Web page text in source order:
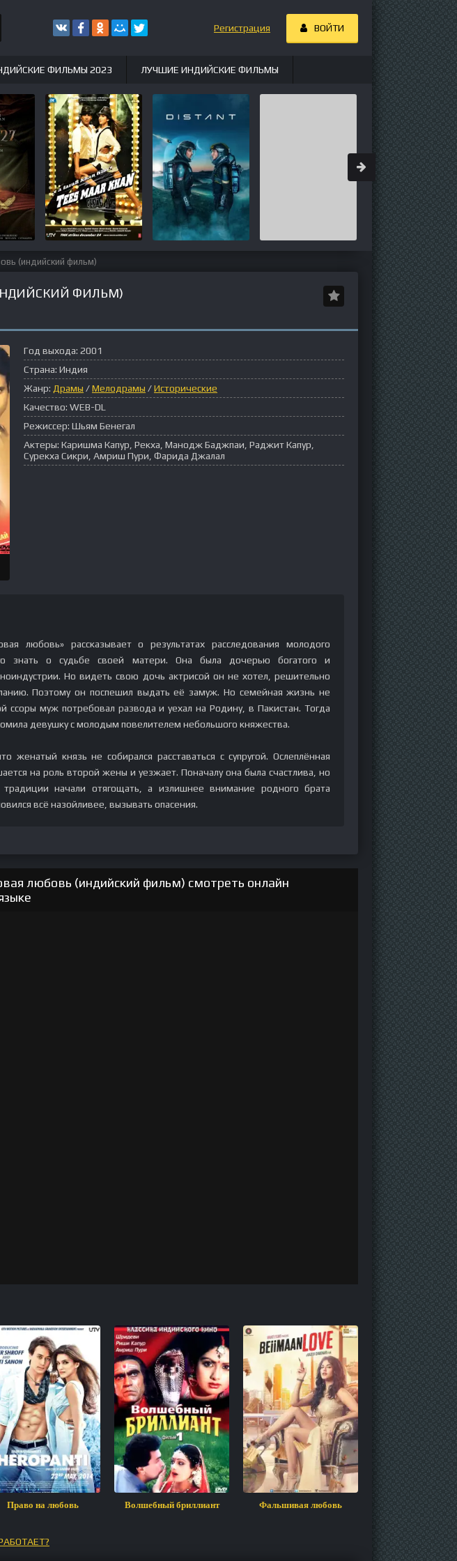
(индийский фильм)
ФИЛЬМ)
Год выхода: 2001
Страна: Индия
Жанр: Драмы /Мелодрамы /Исторические
Качество: WEB-DL
Режиссер: Шьям Бенегал
Актеры: Каришма Капур, Рекха, Манодж Баджпаи, Раджит Капур,
Сурекха Сикри, Амриш Пури, Фарида Джалал
любовь» рассказывает о результатах расследования молодого
знать о судьбе своей матери. Она была дочерью богатого и
Но видеть свою дочь актрисой он не хотел, решительно
Поэтому он поспешил выдать её замуж. Но семейная жизнь не
ссоры муж потребовал развода и уехал на Родину, в Пакистан. Тогда
девушку с молодым повелителем небольшого княжества.
женатый князь не собирался расставаться с супругой. Ослеплённая
на роль второй жены и уезжает. Поначалу она была счастлива, но
начали отягощать, а излишнее внимание родного брата
всё назойливее, вызывать опасения.
любовь (индийский фильм) смотреть онлайн
Право на любовь Волшебный бриллиант Фальшивая любовь Как назвать эту
Регистрация ВОЙТИ
ФИЛЬМЫ 2023 ЛУЧШИЕ ИНДИЙСКИЕ ФИЛЬМЫ